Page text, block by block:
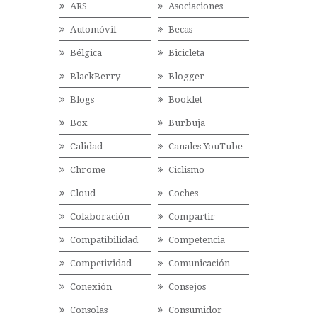
ARS Asociaciones
Automóvil Becas
Bélgica Bicicleta
BlackBerry Blogger
Blogs Booklet
Box Burbuja
Calidad Canales YouTube
Chrome Ciclismo
Cloud Coches
Colaboración Compartir
Compatibilidad Competencia
Competividad Comunicación
Conexión Consejos
Consolas Consumidor